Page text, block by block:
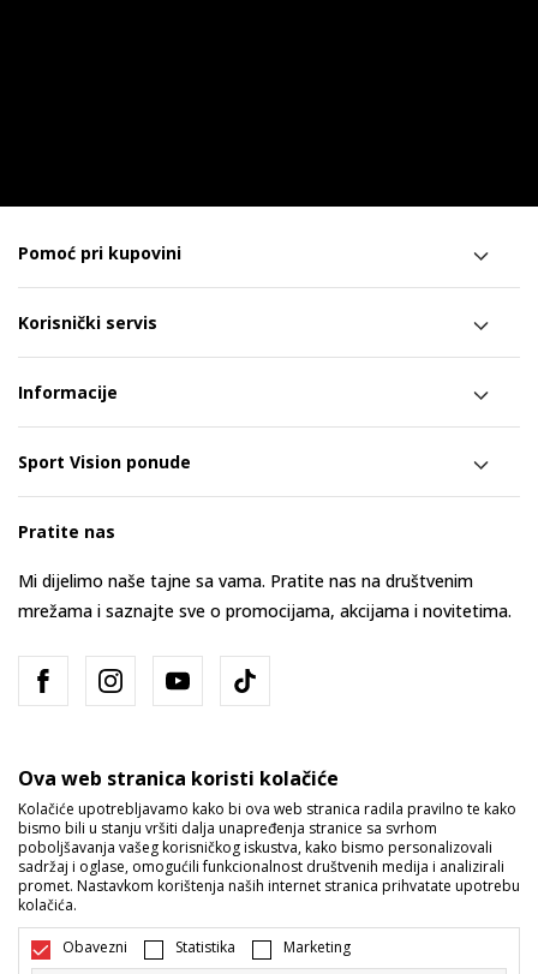
Pomoć pri kupovini
Korisnički servis
Informacije
Sport Vision ponude
Pratite nas
Mi dijelimo naše tajne sa vama. Pratite nas na društvenim
mrežama i saznajte sve o promocijama, akcijama i novitetima.
Bosna i Hercegovina Promijenite
Ova web stranica koristi kolačiće
Kolačiće upotrebljavamo kako bi ova web stranica radila pravilno te kako
bismo bili u stanju vršiti dalja unapređenja stranice sa svrhom
poboljšavanja vašeg korisničkog iskustva, kako bismo personalizovali
sadržaj i oglase, omogućili funkcionalnost društvenih medija i analizirali
promet. Nastavkom korištenja naših internet stranica prihvatate upotrebu
kolačića.
Obavezni Statistika Marketing